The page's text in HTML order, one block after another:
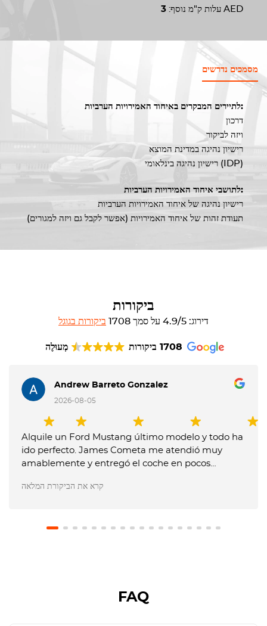
עלות ק"מ נוסף: 3 AED
מסמכים נדרשים
לתיירים המבקרים באיחוד האמירויות הערביות:
דרכון
ויזה לביקור
רישיון נהיגה במדינת המוצא
רישיון נהיגה בינלאומי (IDP)
לתושבי איחוד האמירויות הערביות:
רישיון נהיגה של איחוד האמירויות הערביות
תעודת זהות של איחוד האמירויות (אפשר לקבל גם ויזה למגורים)
ביקורות
דירוג: 4.9/5 על סמך 1708 ביקורות בגוגל
מְעוּלֶה 1708 ביקורות
Andrew Barreto Gonzalez
2026-08-05
Alquile un Ford Mustang último modelo y todo ha
ido perfecto. James Cometa me atendió muy
amablemente y entregó el coche en pocos
dijeron que me tenían que cobrar un extra, pero
el cargo. El coche estaba en perfecto estado.
קרא את הביקורת המלאה
FAQ